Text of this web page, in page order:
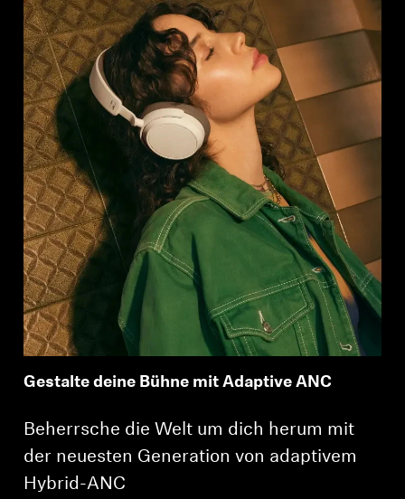
Gestalte deine Bühne mit Adaptive ANC
Beherrsche die Welt um dich herum mit
der neuesten Generation von adaptivem
Hybrid-ANC